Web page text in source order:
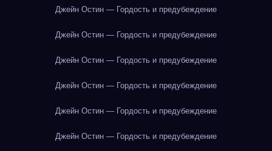
Джейн Остин — Гордость и предубеждение
Джейн Остин — Гордость и предубеждение
Джейн Остин — Гордость и предубеждение
Джейн Остин — Гордость и предубеждение
Джейн Остин — Гордость и предубеждение
Джейн Остин — Гордость и предубеждение